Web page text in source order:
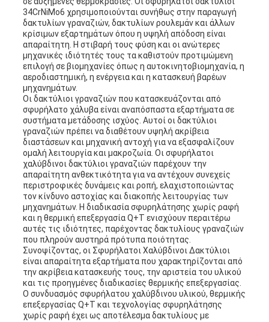
34CrNiMo6 χρησιμοποιούνται συνήθως στην παραγωγή
δακτυλίων γραναζιών, δακτυλίων ρουλεμάν και άλλων
κρίσιμων εξαρτημάτων όπου η υψηλή απόδοση είναι
απαραίτητη. Η στιβαρή τους φύση και οι ανώτερες
μηχανικές ιδιότητές τους τα καθιστούν προτιμώμενη
επιλογή σε βιομηχανίες όπως η αυτοκινητοβιομηχανία, η
αεροδιαστημική, η ενέργεια και η κατασκευή βαρέων
μηχανημάτων.
Οι δακτύλιοι γραναζιών που κατασκευάζονται από
σφυρήλατο χάλυβα είναι αναπόσπαστα εξαρτήματα σε
συστήματα μετάδοσης ισχύος. Αυτοί οι δακτύλιοι
γραναζιών πρέπει να διαθέτουν υψηλή ακρίβεια
διαστάσεων και μηχανική αντοχή για να εξασφαλίζουν
ομαλή λειτουργία και μακροζωία. Οι σφυρήλατοι
χαλύβδινοι δακτύλιοι γραναζιών παρέχουν την
απαραίτητη ανθεκτικότητα για να αντέχουν συνεχείς
περιστροφικές δυνάμεις και ροπή, ελαχιστοποιώντας
τον κίνδυνο αστοχίας και διακοπής λειτουργίας των
μηχανημάτων. Η διαδικασία σφυρηλάτησης χωρίς ραφή
και η θερμική επεξεργασία Q+T ενισχύουν περαιτέρω
αυτές τις ιδιότητες, παρέχοντας δακτυλίους γραναζιών
που πληρούν αυστηρά πρότυπα ποιότητας.
Συνοψίζοντας, οι Σφυρήλατοι Χαλύβδινοι Δακτύλιοι
είναι απαραίτητα εξαρτήματα που χαρακτηρίζονται από
την ακρίβεια κατασκευής τους, την αριστεία του υλικού
και τις προηγμένες διαδικασίες θερμικής επεξεργασίας.
Ο συνδυασμός σφυρήλατου χαλύβδινου υλικού, θερμικής
επεξεργασίας Q+T και τεχνολογίας σφυρηλάτησης
χωρίς ραφή έχει ως αποτέλεσμα δακτυλίους με